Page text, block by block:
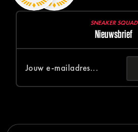
SNEAKER SQUAD
Nieuwsbrief